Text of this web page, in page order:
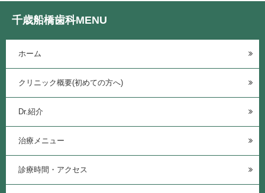
千歳船橋歯科MENU
ホーム
クリニック概要(初めての方へ)
Dr.紹介
治療メニュー
診療時間・アクセス